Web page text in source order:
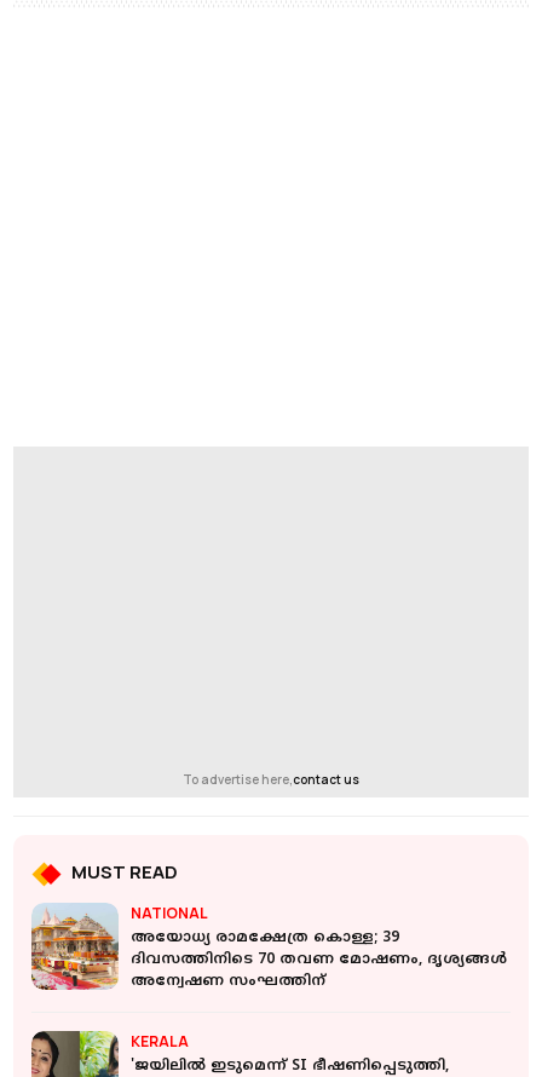
To advertise here,contact us
MUST READ
NATIONAL
അയോധ്യ രാമക്ഷേത്ര കൊള്ള; 39
ദിവസത്തിനിടെ 70 തവണ മോഷണം, ദൃശ്യങ്ങൾ
അന്വേഷണ സംഘത്തിന്
KERALA
'ജയിലിൽ ഇടുമെന്ന് SI ഭീഷണിപ്പെടുത്തി,